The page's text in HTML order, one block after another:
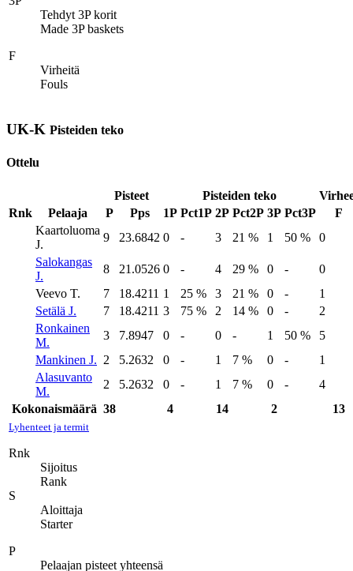
Tehdyt 3P korit
Made 3P baskets
F
Virheitä
Fouls
UK-K Pisteiden teko
Ottelu
Pisteet Pisteiden teko
Rnk
Pelaaja P Pps 1P Pct1P 2P Pct2P 3P Pct3P
F
Kaartoluoma
J.
9 23.6842 0 - 3 21 % 1 50 %
0
Salokangas
J.
8 21.0526 0 - 4 29 % 0 -
0
Veevo T.
7 18.4211 1 25 % 3 21 % 0 -
1
Setälä J.
7 18.4211 3 75 % 2 14 % 0 -
2
Ronkainen
M.
3 7.8947 0 - 0 - 1 50 %
5
Mankinen J. 2 5.2632 0 - 1 7 % 0 -
1
Alasuvanto
M.
2 5.2632 0 - 1 7 % 0 -
4
Kokonaismäärä 38 4 14 2 13
Lyhenteet ja termit
Rnk
Sijoitus
Rank
S
Aloittaja
Starter
P
Pelaajan pisteet yhteensä